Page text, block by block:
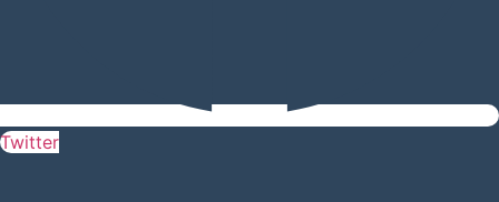
Twitter